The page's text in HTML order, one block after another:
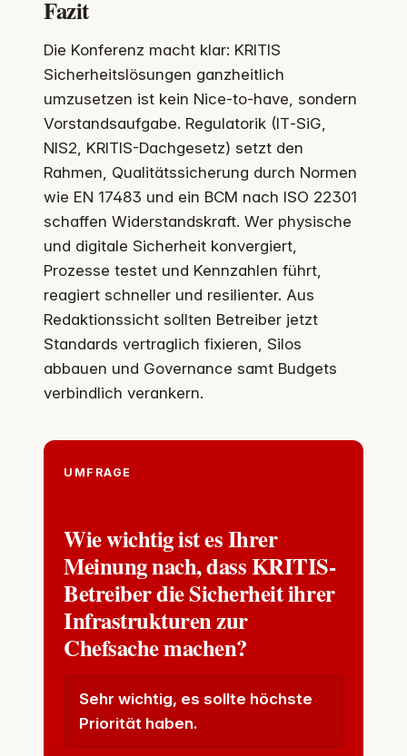
Fazit
Die Konferenz macht klar: KRITIS
Sicherheitslösungen ganzheitlich
umzusetzen ist kein Nice-to-have, sondern
Vorstandsaufgabe. Regulatorik (IT‑SiG,
NIS2, KRITIS-Dachgesetz) setzt den
Rahmen, Qualitätssicherung durch Normen
wie EN 17483 und ein BCM nach ISO 22301
schaffen Widerstandskraft. Wer physische
und digitale Sicherheit konvergiert,
Prozesse testet und Kennzahlen führt,
reagiert schneller und resilienter. Aus
Redaktionssicht sollten Betreiber jetzt
Standards vertraglich fixieren, Silos
abbauen und Governance samt Budgets
verbindlich verankern.
UMFRAGE
Wie wichtig ist es Ihrer
Meinung nach, dass KRITIS-
Betreiber die Sicherheit ihrer
Infrastrukturen zur
Chefsache machen?
Sehr wichtig, es sollte höchste
Priorität haben.